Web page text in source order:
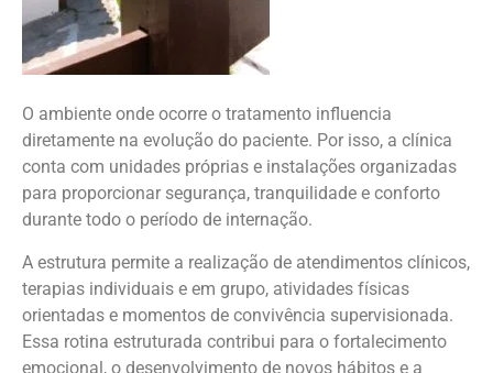
O ambiente onde ocorre o tratamento influencia
diretamente na evolução do paciente. Por isso, a clínica
conta com unidades próprias e instalações organizadas
para proporcionar segurança, tranquilidade e conforto
durante todo o período de internação.
A estrutura permite a realização de atendimentos clínicos,
terapias individuais e em grupo, atividades físicas
orientadas e momentos de convivência supervisionada.
Essa rotina estruturada contribui para o fortalecimento
emocional, o desenvolvimento de novos hábitos e a